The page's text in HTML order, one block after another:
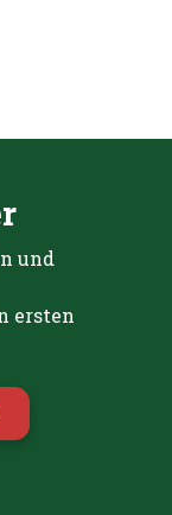
und
ersten